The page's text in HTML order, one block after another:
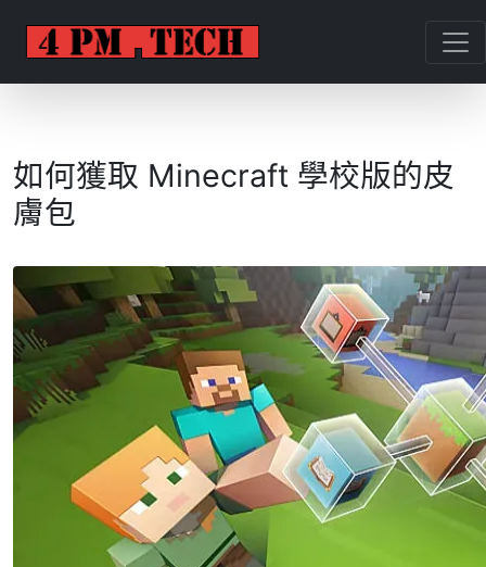
如何獲取 Minecraft 學校版的皮
膚包